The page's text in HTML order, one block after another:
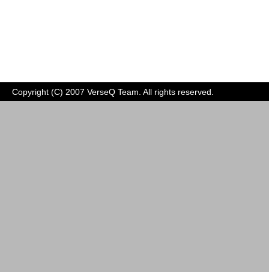
Copyright (C) 2007 VerseQ Team . All rights reserved.